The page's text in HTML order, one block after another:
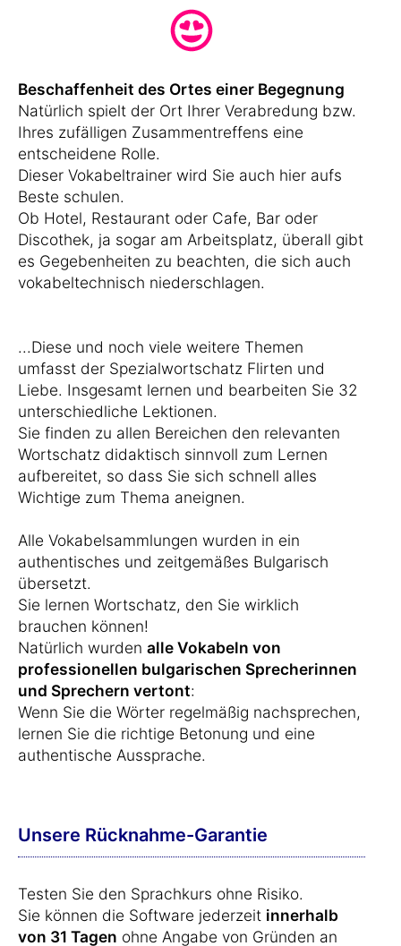
Beschaffenheit des Ortes einer Begegnung
Natürlich spielt der Ort Ihrer Verabredung bzw.
Ihres zufälligen Zusammentreffens eine
entscheidene Rolle.
Dieser Vokabeltrainer wird Sie auch hier aufs
Beste schulen.
Ob Hotel, Restaurant oder Cafe, Bar oder
Discothek, ja sogar am Arbeitsplatz, überall gibt
es Gegebenheiten zu beachten, die sich auch
vokabeltechnisch niederschlagen.
...Diese und noch viele weitere Themen
umfasst der Spezialwortschatz Flirten und
Liebe. Insgesamt lernen und bearbeiten Sie 32
unterschiedliche Lektionen.
Sie finden zu allen Bereichen den relevanten
Wortschatz didaktisch sinnvoll zum Lernen
aufbereitet, so dass Sie sich schnell alles
Wichtige zum Thema aneignen.
Alle Vokabelsammlungen wurden in ein
authentisches und zeitgemäßes Bulgarisch
übersetzt.
Sie lernen Wortschatz, den Sie wirklich
brauchen können!
Natürlich wurden alle Vokabeln von
professionellen bulgarischen Sprecherinnen
und Sprechern vertont:
Wenn Sie die Wörter regelmäßig nachsprechen,
lernen Sie die richtige Betonung und eine
authentische Aussprache.
Unsere Rücknahme-Garantie
Testen Sie den Sprachkurs ohne Risiko.
Sie können die Software jederzeit innerhalb
von 31 Tagen ohne Angabe von Gründen an